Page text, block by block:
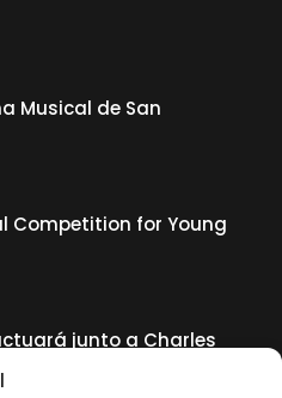
Musical de San
Competition for Young
junto a Charles